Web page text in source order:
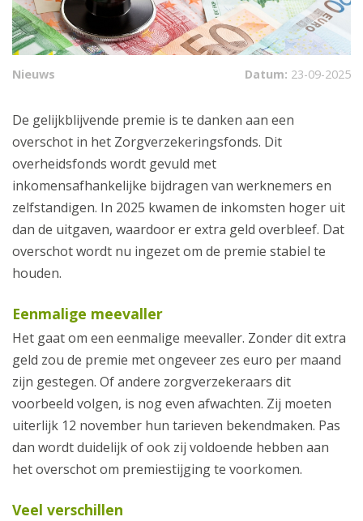
Nieuws Datum: 23-09-2025
De gelijkblijvende premie is te danken aan een
overschot in het Zorgverzekeringsfonds. Dit
overheidsfonds wordt gevuld met
inkomensafhankelijke bijdragen van werknemers en
zelfstandigen. In 2025 kwamen de inkomsten hoger uit
dan de uitgaven, waardoor er extra geld overbleef. Dat
overschot wordt nu ingezet om de premie stabiel te
houden.
Eenmalige meevaller
Het gaat om een eenmalige meevaller. Zonder dit extra
geld zou de premie met ongeveer zes euro per maand
zijn gestegen. Of andere zorgverzekeraars dit
voorbeeld volgen, is nog even afwachten. Zij moeten
uiterlijk 12 november hun tarieven bekendmaken. Pas
dan wordt duidelijk of ook zij voldoende hebben aan
het overschot om premiestijging te voorkomen.
Veel verschillen